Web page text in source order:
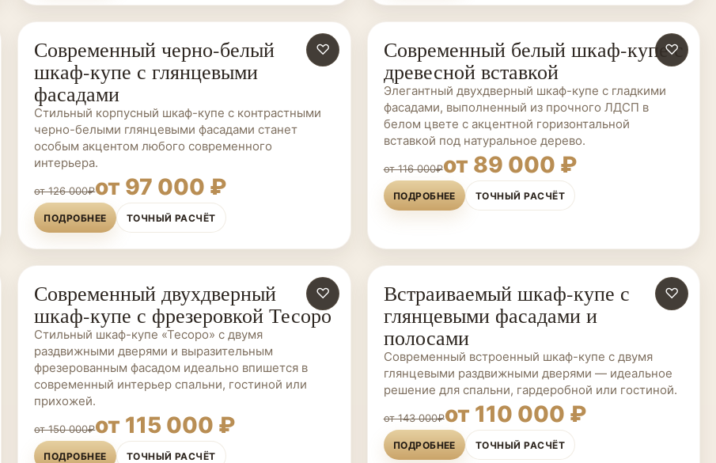
ШКАФЫ-КУПЕ НА ЗАКАЗ ♡
Современный черно-белый
шкаф-купе с глянцевыми
фасадами
Стильный корпусный шкаф-купе с контрастными
черно-белыми глянцевыми фасадами станет
особым акцентом любого современного
интерьера.
от 126 000₽от 97 000 ₽
ПОДРОБНЕЕ ТОЧНЫЙ РАСЧЁТ
ШКАФЫ-КУПЕ НА ЗАКАЗ ♡
Современный белый шкаф-купе с
древесной вставкой
Элегантный двухдверный шкаф-купе с гладкими
фасадами, выполненный из прочного ЛДСП в
белом цвете с акцентной горизонтальной
вставкой под натуральное дерево.
от 116 000₽от 89 000 ₽
ПОДРОБНЕЕ ТОЧНЫЙ РАСЧЁТ
ШКАФЫ-КУПЕ НА ЗАКАЗ ♡
Современный двухдверный
шкаф-купе с фрезеровкой Тесоро
Стильный шкаф-купе «Тесоро» с двумя
раздвижными дверями и выразительным
фрезерованным фасадом идеально впишется в
современный интерьер спальни, гостиной или
прихожей.
от 150 000₽от 115 000 ₽
ПОДРОБНЕЕ ТОЧНЫЙ РАСЧЁТ
ШКАФЫ-КУПЕ НА ЗАКАЗ ♡
Встраиваемый шкаф-купе с
глянцевыми фасадами и
полосами
Современный встроенный шкаф-купе с двумя
глянцевыми раздвижными дверями — идеальное
решение для спальни, гардеробной или гостиной.
от 143 000₽от 110 000 ₽
ПОДРОБНЕЕ ТОЧНЫЙ РАСЧЁТ